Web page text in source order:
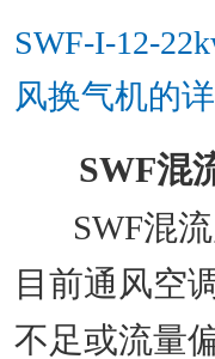
SWF-I-12-
风换气机的
SWF混
SWF混流
目前通风空
不足或流量